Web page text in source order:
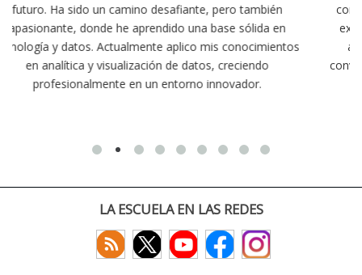
en
conectividad afecta nuestra vida diaria. Aunque la
exige esfuerzo, he dedicado parte de mi tiempo a
actividades como el salvamento y socorrismo. Estoy
convencido de que elegir teleco ha sido una de las
decisiones que he tomado.
LA ESCUELA EN LAS REDES